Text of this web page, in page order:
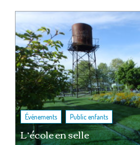
Événements Public enfants
L’école en selle